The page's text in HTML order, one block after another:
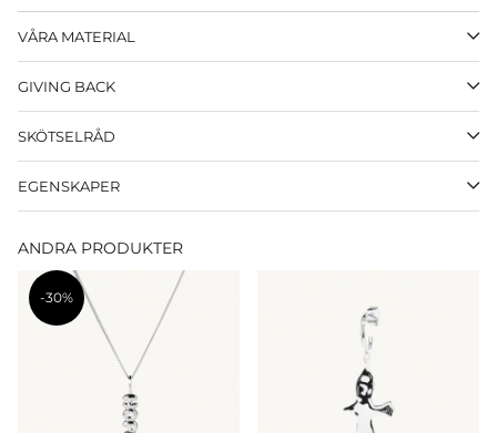
VÅRA MATERIAL
GIVING BACK
SKÖTSELRÅD
EGENSKAPER
ANDRA PRODUKTER
-30%